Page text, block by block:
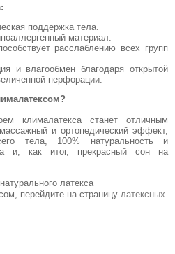
поддержка тела.
материал.
расслаблению всех групп
и влагообмен благодаря открытой
перфорации.
клималатекса станет отличным
и ортопедический эффект,
тела, 100% натуральность и
и, как итог, прекрасный сон на
перейдите на страницу латексных